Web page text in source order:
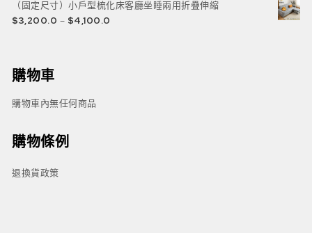
（固定尺寸）小戶型梳化床客廳坐睡兩用折疊伸縮
$3,200.0 – $4,100.0
購物車
購物車內無任何商品
購物條例
退換貨政策